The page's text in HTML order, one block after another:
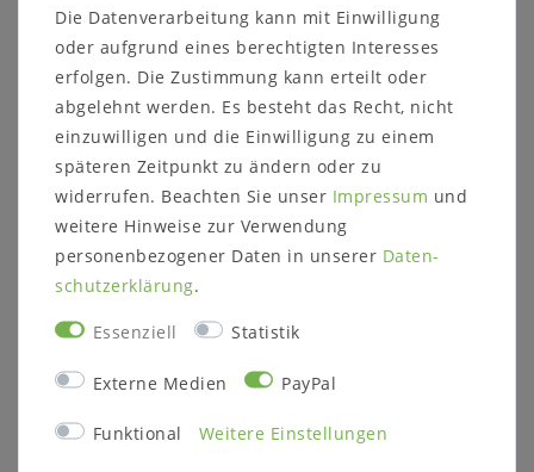
Weitere Informationen zum Möbelstück
Maße ca.:
Breite: 133,4 cm
Höhe: 23,5 cm
Tiefe: 42,0 cm
wahlweise
Kernbuche natur geölt
Wildeiche natur geölt (Fotos)
Wildeiche bianco geölt
Wildeiche bianco geölt - Front sandgestrahlt
Massivholz ist ein organisches Material, das
sich an die jeweiligen Umgebungsbedingungen
Farbveränderungen und Rissbildungen
Die Datenverarbeitung kann mit Einwilligung
oder aufgrund eines berechtigten Interesses
erfolgen. Die Zustimmung kann erteilt oder
abgelehnt werden. Es besteht das Recht, nicht
einzuwilligen und die Einwilligung zu einem
späteren Zeitpunkt zu ändern oder zu
widerrufen. Beachten Sie unser Impressum und
weitere Hinweise zur Verwendung
personenbezogener Daten in unserer Daten­
schutz­erklärung.
Essenziell Statistik
Externe Medien PayPal
Funktional Weitere Einstellungen